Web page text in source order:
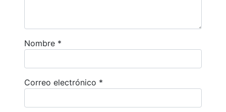
Nombre *
Correo electrónico *